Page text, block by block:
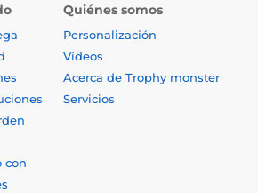
con
Quiénes somos
Personalización
Vídeos
Acerca de Trophy monster
Servicios